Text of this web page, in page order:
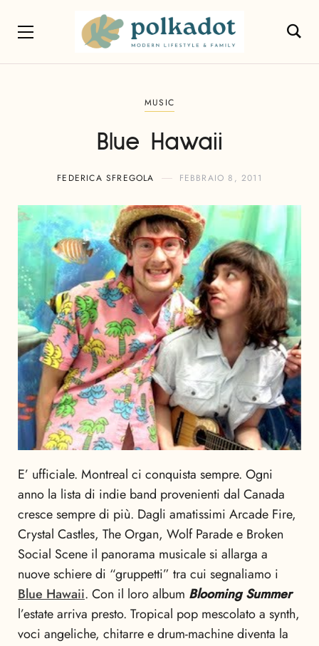
MUSIC
Blue Hawaii
FEDERICA SFREGOLA FEBBRAIO 8, 2011
E’ ufficiale. Montreal ci conquista sempre. Ogni
anno la lista di indie band provenienti dal Canada
cresce sempre di più. Dagli amatissimi Arcade Fire,
Crystal Castles, The Organ, Wolf Parade e Broken
Social Scene il panorama musicale si allarga a
nuove schiere di “gruppetti” tra cui segnaliamo i
Blue Hawaii. Con il loro album Blooming Summer
l’estate arriva presto. Tropical pop mescolato a synth,
voci angeliche, chitarre e drum-machine diventa la